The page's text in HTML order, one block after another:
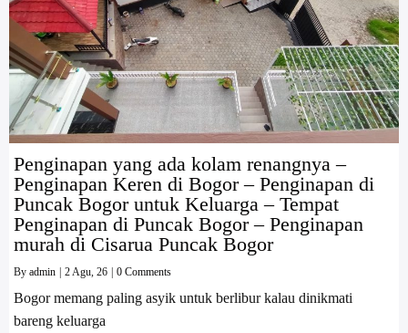
Penginapan yang ada kolam renangnya –
Penginapan Keren di Bogor – Penginapan di
Puncak Bogor untuk Keluarga – Tempat
Penginapan di Puncak Bogor – Penginapan
murah di Cisarua Puncak Bogor
By admin 2Agu, 26 0 Comments
Bogor memang paling asyik untuk berlibur kalau dinikmati
bareng keluarga